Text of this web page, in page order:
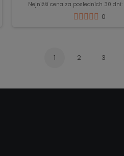
Nejnižší cena za posledních 30 dní:
0
1 2 3